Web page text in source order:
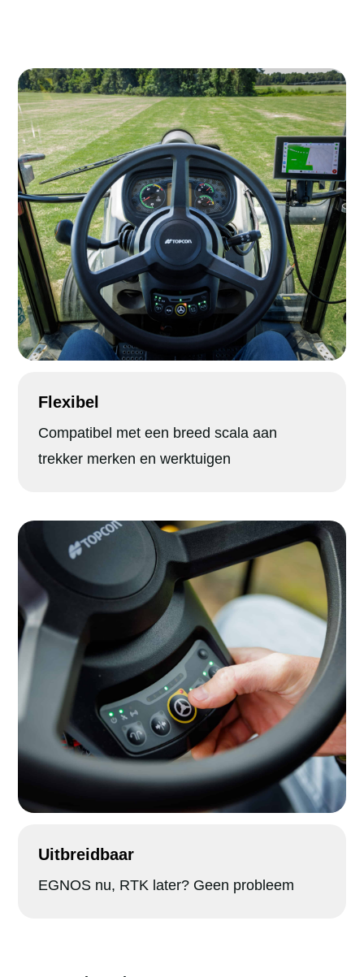
Flexibel
Compatibel met een breed scala aan
trekker merken en werktuigen
Uitbreidbaar
EGNOS nu, RTK later? Geen probleem